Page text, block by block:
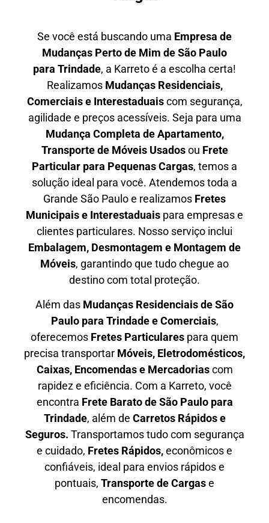
Se você está buscando uma Empresa de
Mudanças Perto de Mim de São Paulo
para Trindade, a Karreto é a escolha certa!
Realizamos Mudanças Residenciais,
Comerciais e Interestaduaiscom segurança,
agilidade e preços acessíveis. Seja para uma
Mudança Completa de Apartamento,
Transporte de Móveis Usadosou Frete
Particular para Pequenas Cargas, temos a
solução ideal para você. Atendemostoda a
Grande São Pauloe realizamos Fretes
Municipais e Interestaduais para empresas e
clientes particulares. Nosso serviço inclui
Embalagem, Desmontagem e Montagem de
Móveis, garantindo que tudo chegue ao
destino com total proteção.
Além das Mudanças Residenciais de São
Paulo para Trindade e Comerciais,
oferecemos Fretes Particulares para quem
precisa transportar Móveis, Eletrodomésticos,
Caixas, Encomendas e Mercadoriascom
rapidez e eficiência. Com a Karreto, você
encontra Frete Baratode São Paulo para
Trindade, além de Carretos Rápidos e
Seguros. Transportamos tudo com segurança
e cuidado, Fretes Rápidos,econômicos e
confiáveis, ideal para envios rápidos e
pontuais, Transporte de Cargase
encomendas.